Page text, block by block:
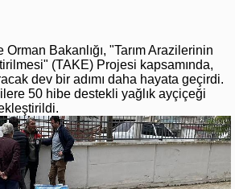
Orman Bakanlığı, "Tarım Arazilerinin
(TAKE) Projesi kapsamında,
dev bir adımı daha hayata geçirdi.
50 hibe destekli yağlık ayçiçeği